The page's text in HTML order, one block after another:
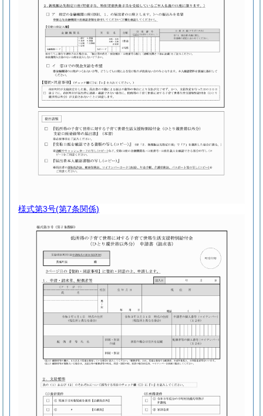
様式第3号(第7条関係)